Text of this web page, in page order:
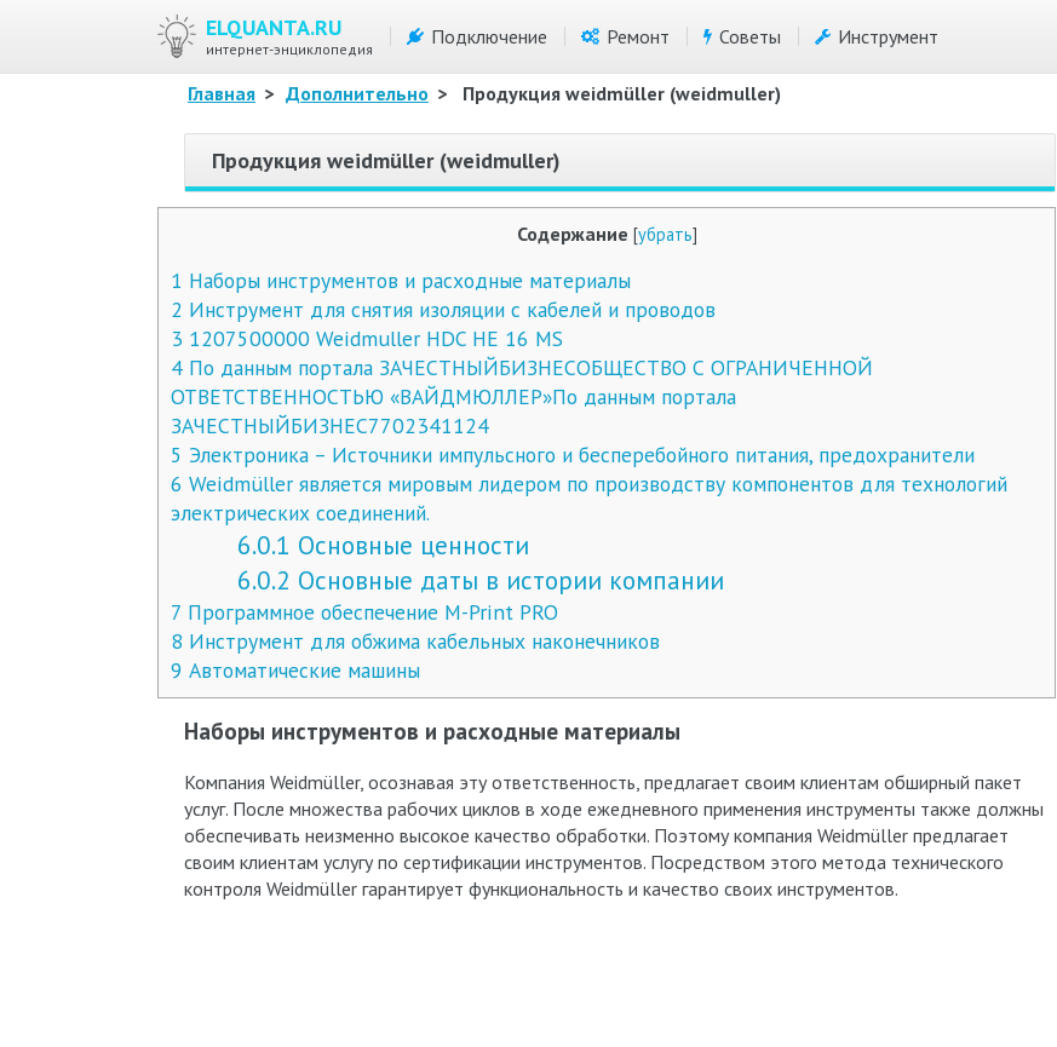
ELQUANTA.RU
интернет-энциклопедия
Подключение Ремонт Советы Инструмент
Главная > Дополнительно > Продукция weidmüller (weidmuller)
Продукция weidmüller (weidmuller)
Содержание [убрать]
1 Наборы инструментов и расходные материалы
2 Инструмент для снятия изоляции с кабелей и проводов
3 1207500000 Weidmuller HDC HE 16 MS
4 По данным портала ЗАЧЕСТНЫЙБИЗНЕСОБЩЕСТВО С ОГРАНИЧЕННОЙ
ОТВЕТСТВЕННОСТЬЮ «ВАЙДМЮЛЛЕР»По данным портала
ЗАЧЕСТНЫЙБИЗНЕС7702341124
5 Электроника – Источники импульсного и бесперебойного питания, предохранители
6 Weidmüller является мировым лидером по производству компонентов для технологий
электрических соединений.
6.0.1 Основные ценности
6.0.2 Основные даты в истории компании
7 Программное обеспечение M-Print PRO
8 Инструмент для обжима кабельных наконечников
9 Автоматические машины
Наборы инструментов и расходные материалы
Компания Weidmüller, осознавая эту ответственность, предлагает своим клиентам обширный пакет
услуг. После множества рабочих циклов в ходе ежедневного применения инструменты также должны
обеспечивать неизменно высокое качество обработки. Поэтому компания Weidmüller предлагает
своим клиентам услугу по сертификации инструментов. Посредством этого метода технического
контроля Weidmüller гарантирует функциональность и качество своих инструментов.